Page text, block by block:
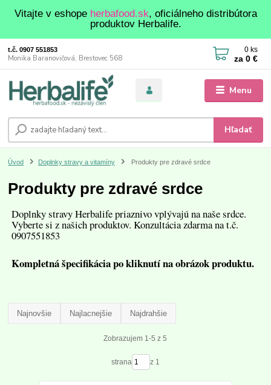
Vitajte v eshope herbafood.sk, oficiálneho distribútora
produktov Herbalife.
Menu
Hľadať
t.č. 0907 551853
Monika Baranovičová, Brestovec 568
0ks
za 0 €
Úvod Doplnky stravy a vitamíny Produkty pre zdravé srdce
Produkty pre zdravé srdce
Doplnky stravy Herbalife priaznivo vplývajú na naše srdce.
Vyberte si z našich produktov. Konzultácia zdarma na t.č.
0907551853
Kompletná špecifikácia po kliknutí na obrázok produktu.
Najnovšie Najlacnejšie Najdrahšie
Zobrazujem 1-5 z 5
strana z 1